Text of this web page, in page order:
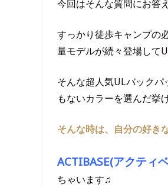
今回はそんな質問にお答
すっかり徒歩キャンプの
量モデルが続々登場して
そんな超人気ULバック
もないカラーを選んだ挙
そんな時は、自分の好き
ACTIBASE(アクティ
ちゃいます♫